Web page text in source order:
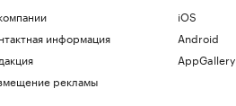
информация
рекламы
iOS
Android
AppGallery